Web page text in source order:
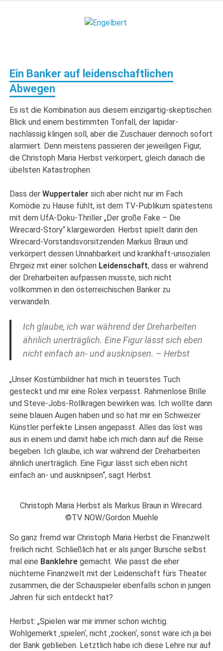
Ein Banker auf leidenschaftlichen
Abwegen
Es ist die Kombination aus diesem einzigartig-skeptischen
Blick und einem bestimmten Tonfall, der lapidar-
nachlässig klingen soll, aber die Zuschauer dennoch sofort
alarmiert. Denn meistens passieren der jeweiligen Figur,
die Christoph Maria Herbst verkörpert, gleich danach die
übelsten Katastrophen.
Dass derWuppertaler sich aber nicht nur im Fach
Komödie zu Hause fühlt, ist dem TV-Publikum spätestens
mit dem UfA-Doku-Thriller „Der große Fake – Die
Wirecard-Story“ klargeworden. Herbst spielt darin den
Wirecard-Vorstandsvorsitzenden Markus Braun und
verkörpert dessen Unnahbarkeit und krankhaft-unsozialen
Ehrgeiz mit einer solchen Leidenschaft, dass er während
der Dreharbeiten aufpassen musste, sich nicht
vollkommen in den österreichischen Banker zu
verwandeln.
Ich glaube, ich war während der Dreharbeiten
ähnlich unerträglich. Eine Figur lässt sich eben
nicht einfach an- und ausknipsen. – Herbst
„Unser Kostümbildner hat mich in teuerstes Tuch
gesteckt und mir eine Rolex verpasst. Rahmenlose Brille
und Steve-Jobs-Rollkragen bewirken was. Ich wollte dann
seine blauen Augen haben und so hat mir ein Schweizer
Künstler perfekte Linsen angepasst. Alles das löst was
aus in einem und damit habe ich mich dann auf die Reise
begeben. Ich glaube, ich war während der Dreharbeiten
ähnlich unerträglich. Eine Figur lässt sich eben nicht
einfach an- und ausknipsen“, sagt Herbst.
Christoph Maria Herbst als Markus Braun in Wirecard.
©TV NOW/Gordon Muehle
So ganz fremd war Christoph Maria Herbst die Finanzwelt
freilich nicht. Schließlich hat er als junger Bursche selbst
mal eine Banklehre gemacht. Wie passt die eher
nüchterne Finanzwelt mit der Leidenschaft fürs Theater
zusammen, die der Schauspieler ebenfalls schon in jungen
Jahren für sich entdeckt hat?
Herbst: „Spielen war mir immer schon wichtig.
Wohlgemerkt ‚spielen‘, nicht ‚zocken‘, sonst wäre ich ja bei
der Bank geblieben. Letztlich habe ich diese Lehre nur auf